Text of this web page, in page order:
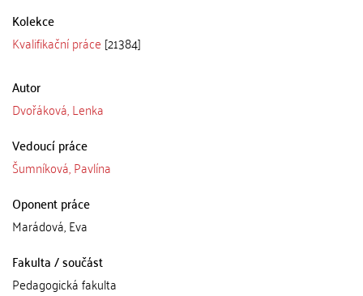
Kolekce
Kvalifikační práce [21384]
Autor
Dvořáková, Lenka
Vedoucí práce
Šumníková, Pavlína
Oponent práce
Marádová, Eva
Fakulta / součást
Pedagogická fakulta